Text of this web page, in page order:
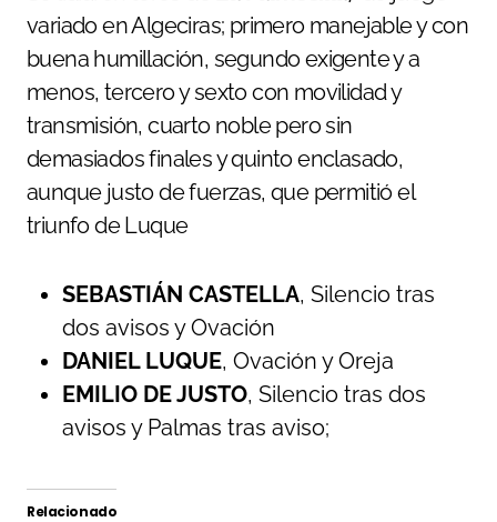
variado en Algeciras; primero manejable y con
buena humillación, segundo exigente y a
menos, tercero y sexto con movilidad y
transmisión, cuarto noble pero sin
demasiados finales y quinto enclasado,
aunque justo de fuerzas, que permitió el
triunfo de Luque
SEBASTIÁN CASTELLA, Silencio tras
dos avisos y Ovación
DANIEL LUQUE, Ovación y Oreja
EMILIO DE JUSTO, Silencio tras dos
avisos y Palmas tras aviso;
Relacionado